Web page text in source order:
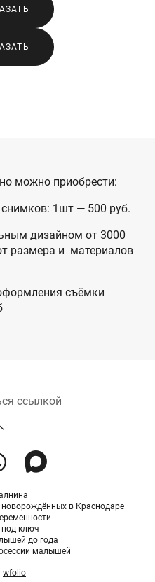
приобрести:
1шт — 500 руб.
дизайном от 3000
размера и материалов
съёмки
ссылкой
в Краснодаре
под ключ
до года
малышей
wfolio